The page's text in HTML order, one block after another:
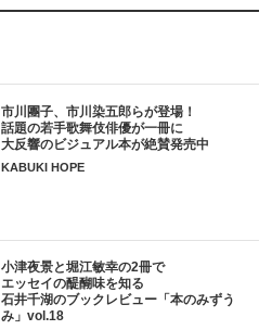
市川團子、市川染五郎らが登場！
話題の若手歌舞伎俳優が一冊に
大反響のビジュアル本が絶賛発売中
KABUKI HOPE
小津夜景と堀江敏幸の2冊で
エッセイの醍醐味を知る
石井千湖のブックレビュー「本のみずう
み」vol.18